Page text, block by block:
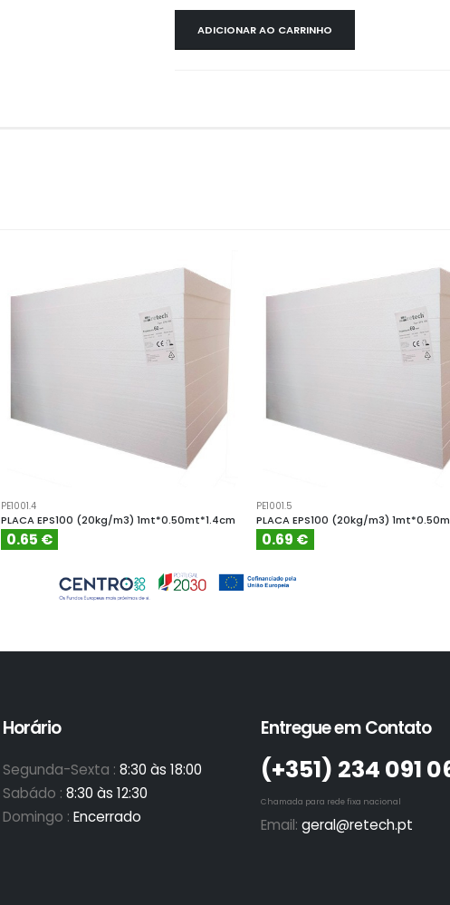
ADICIONAR AO CARRINHO
PE1001.4
PLACA EPS100 (20kg/m3) 1mt*0.50mt*1.4cm
0.65 €
PE1001.5
PLACA EPS100 (20kg/m3)
0.69 €
Horário
Segunda-Sexta : 8:30 às 18:00
Sabádo : 8:30 às 12:30
Domingo : Encerrado
Entregue em Contato
(+351)­ 234 091
Chamada para rede fixa nacional
Email: geral@retech.pt